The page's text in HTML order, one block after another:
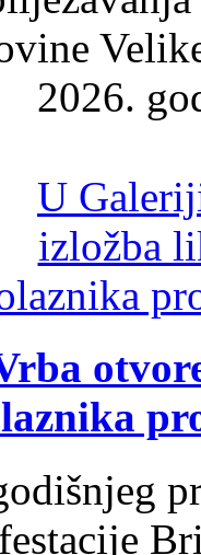
2026.